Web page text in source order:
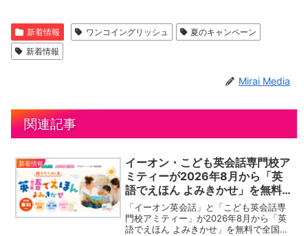
新着情報 ワンコイングリッシュ
夏のキャンペーン
新着情報
Mirai Media
関連記事
新着情報
イーオン・こども英会話専門校ア
ミティーが2026年8月から「英
語でえほん よみきかせ」を無料
で開催！
「イーオン英会話」と「こども英会話専
門校アミティー」が2026年8月から「英
語でえほん よみきかせ」を無料で全国